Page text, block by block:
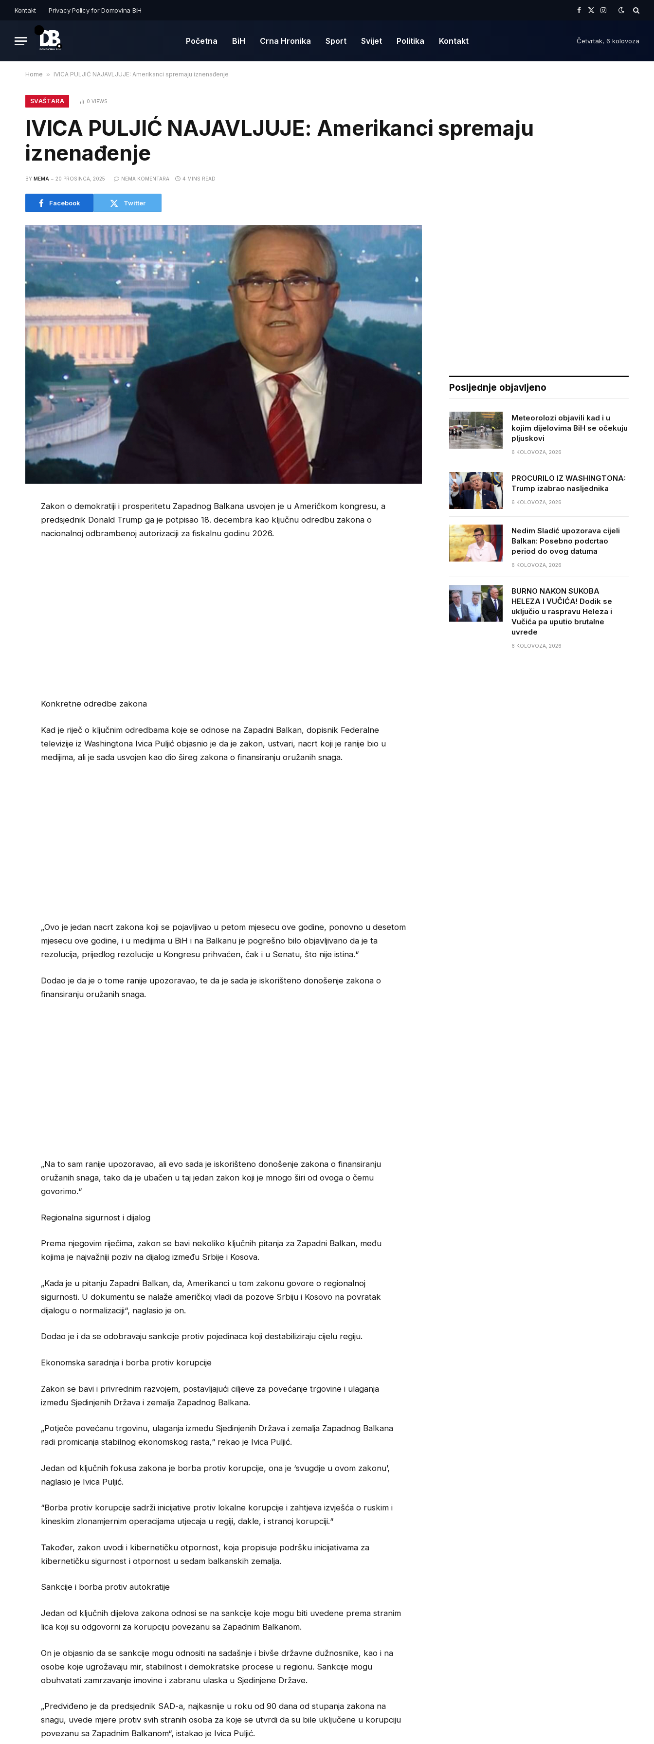
Kontakt Privacy Policy for Domovina BiH
Facebook
X
Instagram
Početna BiH Crna Hronika Sport Svijet Politika Kontakt Četvrtak, 6 kolovoza
Home » IVICA PULJIĆ NAJAVLJUJE: Amerikanci spremaju iznenađenje
SVAŠTARA 0 VIEWS
IVICA PULJIĆ NAJAVLJUJE: Amerikanci spremaju
iznenađenje
BY MEMA 20 PROSINCA, 2025 NEMA KOMENTARA 4 MINS READ
Facebook Twitter
Zakon o demokratiji i prosperitetu Zapadnog Balkana usvojen je u Američkom kongresu, a
predsjednik Donald Trump ga je potpisao 18. decembra kao ključnu odredbu zakona o
nacionalnoj odbrambenoj autorizaciji za fiskalnu godinu 2026.
Konkretne odredbe zakona
Kad je riječ o ključnim odredbama koje se odnose na Zapadni Balkan, dopisnik Federalne
televizije iz Washingtona Ivica Puljić objasnio je da je zakon, ustvari, nacrt koji je ranije bio u
medijima, ali je sada usvojen kao dio šireg zakona o finansiranju oružanih snaga.
„Ovo je jedan nacrt zakona koji se pojavljivao u petom mjesecu ove godine, ponovno u desetom
mjesecu ove godine, i u medijima u BiH i na Balkanu je pogrešno bilo objavljivano da je ta
rezolucija, prijedlog rezolucije u Kongresu prihvaćen, čak i u Senatu, što nije istina.“
Dodao je da je o tome ranije upozoravao, te da je sada je iskorišteno donošenje zakona o
finansiranju oružanih snaga.
„Na to sam ranije upozoravao, ali evo sada je iskorišteno donošenje zakona o finansiranju
oružanih snaga, tako da je ubačen u taj jedan zakon koji je mnogo širi od ovoga o čemu
govorimo.“
Regionalna sigurnost i dijalog
Prema njegovim riječima, zakon se bavi nekoliko ključnih pitanja za Zapadni Balkan, među
kojima je najvažniji poziv na dijalog između Srbije i Kosova.
„Kada je u pitanju Zapadni Balkan, da, Amerikanci u tom zakonu govore o regionalnoj
sigurnosti. U dokumentu se nalaže američkoj vladi da pozove Srbiju i Kosovo na povratak
dijalogu o normalizaciji“, naglasio je on.
Dodao je i da se odobravaju sankcije protiv pojedinaca koji destabiliziraju cijelu regiju.
Ekonomska saradnja i borba protiv korupcije
Zakon se bavi i privrednim razvojem, postavljajući ciljeve za povećanje trgovine i ulaganja
između Sjedinjenih Država i zemalja Zapadnog Balkana.
„Potječe povećanu trgovinu, ulaganja između Sjedinjenih Država i zemalja Zapadnog Balkana
radi promicanja stabilnog ekonomskog rasta,“ rekao je Ivica Puljić.
Jedan od ključnih fokusa zakona je borba protiv korupcije, ona je ‘svugdje u ovom zakonu’,
naglasio je Ivica Puljić.
“Borba protiv korupcije sadrži inicijative protiv lokalne korupcije i zahtjeva izvješća o ruskim i
kineskim zlonamjernim operacijama utjecaja u regiji, dakle, i stranoj korupciji.“
Također, zakon uvodi i kibernetičku otpornost, koja propisuje podršku inicijativama za
kibernetičku sigurnost i otpornost u sedam balkanskih zemalja.
Sankcije i borba protiv autokratije
Jedan od ključnih dijelova zakona odnosi se na sankcije koje mogu biti uvedene prema stranim
lica koji su odgovorni za korupciju povezanu sa Zapadnim Balkanom.
On je objasnio da se sankcije mogu odnositi na sadašnje i bivše državne dužnosnike, kao i na
osobe koje ugrožavaju mir, stabilnost i demokratske procese u regionu. Sankcije mogu
obuhvatati zamrzavanje imovine i zabranu ulaska u Sjedinjene Države.
„Predviđeno je da predsjednik SAD-a, najkasnije u roku od 90 dana od stupanja zakona na
snagu, uvede mjere protiv svih stranih osoba za koje se utvrdi da su bile uključene u korupciju
povezanu sa Zapadnim Balkanom“, istakao je Ivica Puljić.
Posljednje objavljeno
Meteorolozi objavili kad i u
kojim dijelovima BiH se očekuju
pljuskovi
6 KOLOVOZA, 2026
PROCURILO IZ WASHINGTONA:
Trump izabrao nasljednika
6 KOLOVOZA, 2026
Nedim Sladić upozorava cijeli
Balkan: Posebno podcrtao
period do ovog datuma
6 KOLOVOZA, 2026
BURNO NAKON SUKOBA
HELEZA I VUČIĆA! Dodik se
uključio u raspravu Heleza i
Vučića pa uputio brutalne
uvrede
6 KOLOVOZA, 2026